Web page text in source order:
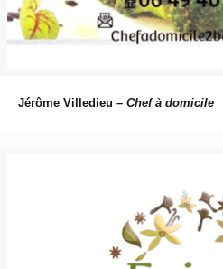
Jérôme Villedieu – Chef à domicile